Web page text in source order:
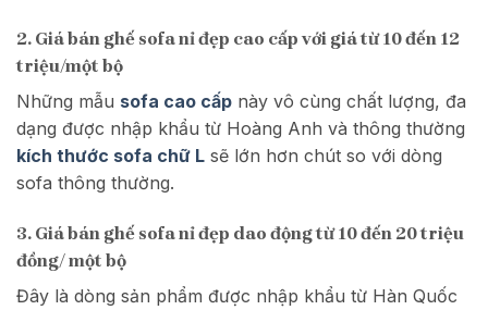
2. Giá bán ghế sofa nỉ đẹp cao cấp với giá từ 10 đến 12
triệu/một bộ
Những mẫu sofa cao cấp này vô cùng chất lượng, đa
dạng được nhập khẩu từ Hoàng Anh và thông thường
kích thước sofa chữ L sẽ lớn hơn chút so với dòng
sofa thông thường.
3. Giá bán ghế sofa nỉ đẹp dao động từ 10 đến 20 triệu
đồng/ một bộ
Đây là dòng sản phẩm được nhập khẩu từ Hàn Quốc